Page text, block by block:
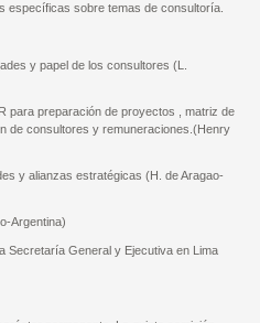
específicas sobre temas de consultoría.
y papel de los consultores (L.
para preparación de proyectos , matriz de
de consultores y remuneraciones.(Henry
y alianzas estratégicas (H. de Aragao-
Argentina)
Secretaría General y Ejecutiva en Lima